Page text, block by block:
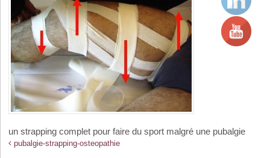
un strapping complet pour faire du sport malgré une pubalgie
pubalgie-strapping-osteopathie